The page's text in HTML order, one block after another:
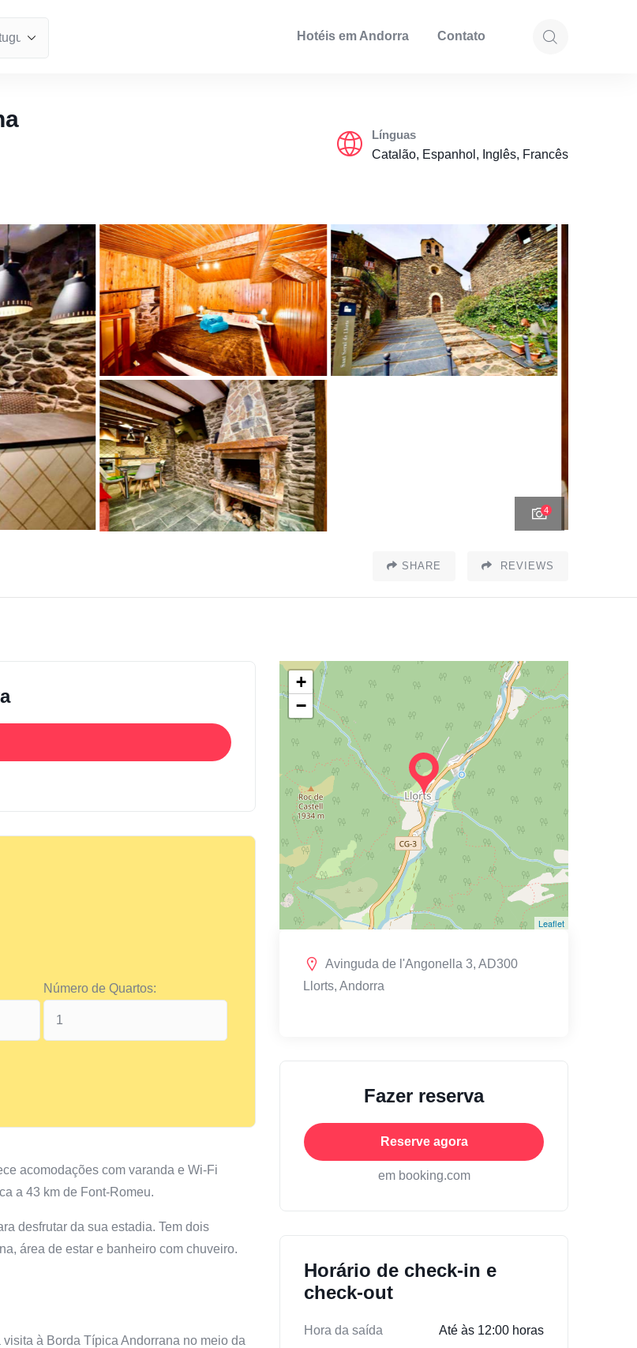
Hotéis em Andorra Contato
Línguas
Catalão, Espanhol, Inglês, Francês
4
SHARE REVIEWS
Número de Quartos:
acomodações com varanda e Wi-Fi
a 43 km de Font-Romeu.
desfrutar da sua estadia. Tem dois
área de estar e banheiro com chuveiro.
à Borda Típica Andorrana no meio da
+
−
Leaflet
Avinguda de l'Angonella 3, AD300
Llorts, Andorra
Fazer reserva
Reserve agora
em booking.com
Horário de check-in e
check-out
Hora da saída Até às 12:00 horas